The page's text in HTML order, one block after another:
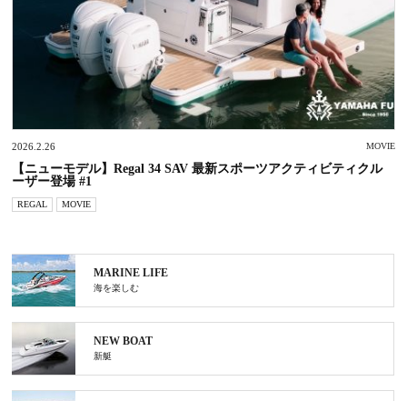
2026.2.26 MOVIE
【ニューモデル】Regal 34 SAV 最新スポーツアクティビティクル
ーザー登場 #1
REGAL MOVIE
MARINE LIFE
海を楽しむ
NEW BOAT
新艇